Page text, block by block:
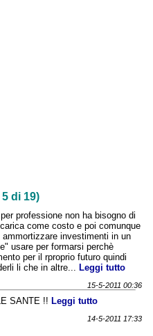
di 19)
professione non ha bisogno di
come costo e poi comunque
ammortizzare investimenti in un
usare per formarsi perchè
per il rproprio futuro quindi
li che in altre... Leggi tutto
15-5-2011 00:36
SANTE !! Leggi tutto
14-5-2011 17:33